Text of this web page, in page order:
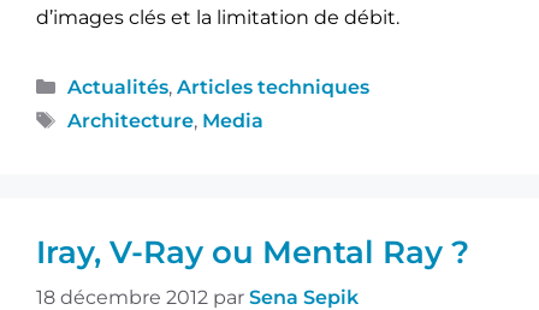
d’images clés et la limitation de débit.
Actualités, Articles techniques
Architecture, Media
Iray, V-Ray ou Mental Ray ?
18 décembre 2012 par Sena Sepik